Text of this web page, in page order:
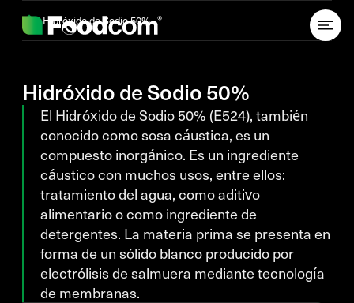
Hidróxido de Sodio 50%
Hidróxido de Sodio 50%
El Hidróxido de Sodio 50% (E524), también
conocido como sosa cáustica, es un
compuesto inorgánico. Es un ingrediente
cáustico con muchos usos, entre ellos:
tratamiento del agua, como aditivo
alimentario o como ingrediente de
detergentes. La materia prima se presenta en
forma de un sólido blanco producido por
electrólisis de salmuera mediante tecnología
de membranas.